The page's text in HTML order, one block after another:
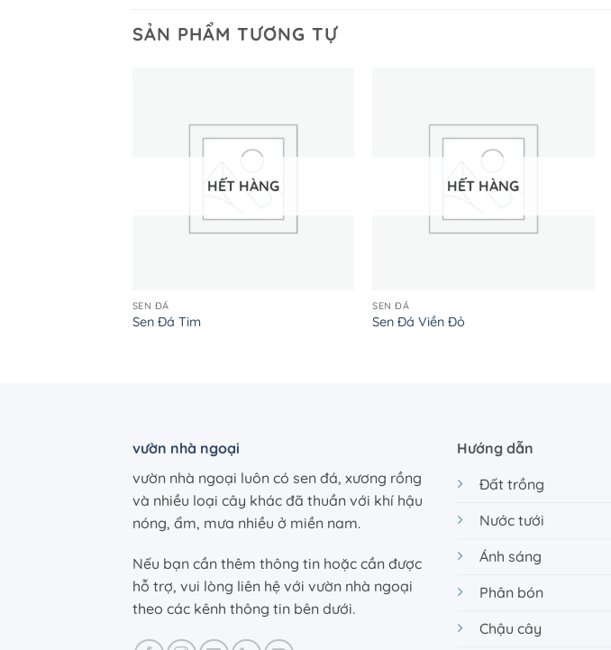
SẢN PHẨM TƯƠNG TỰ
HẾT HÀNG
SEN ĐÁ
Sen Đá Tim
HẾT HÀNG
SEN ĐÁ
Sen Đá Viền Đỏ
vườn nhà ngoại
vườn nhà ngoại luôn có sen đá, xương rồng
và nhiều loại cây khác đã thuần với khí hậu
nóng, ẩm, mưa nhiều ở miền nam.
Nếu bạn cần thêm thông tin hoặc cần được
hỗ trợ, vui lòng liên hệ với vườn nhà ngoại
theo các kênh thông tin bên dưới.
Hướng dẫn
Đất trồng
Nước tưới
Ánh sáng
Phân bón
Chậu cây